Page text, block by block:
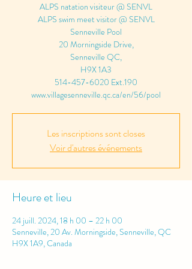
ALPS natation visiteur @ SENVL
ALPS swim meet visitor @ SENVL
Senneville Pool
20 Morningside Drive,
Senneville QC,
H9X 1A3
514-457-6020 Ext.190
www.villagesenneville.qc.ca/en/56/pool
Les inscriptions sont closes
Voir d'autres événements
Heure et lieu
24 juill. 2024, 18 h 00 – 22 h 00
Senneville, 20 Av. Morningside, Senneville, QC
H9X 1A9, Canada